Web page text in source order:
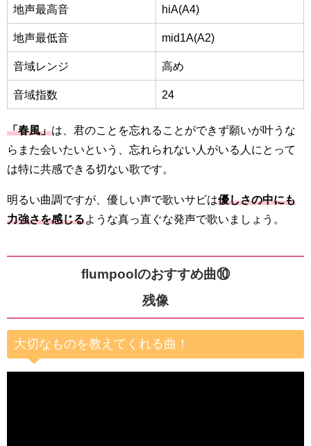
地声最高音 hiA(A4)
地声最低音 mid1A(A2)
音域レンジ 高め
音域指数 24
「春風」は、君のことを忘れることができず願いが叶うな
らまた会いたいという、忘れられない人がいる人にとって
は特に共感できる切ない歌です。
明るい曲調ですが、優しい声で歌いサビは優しさの中にも
力強さを感じる ような真っ直ぐな発声で歌いましょう。
flumpoolのおすすめ曲⑩
残像
大切なものを教えてくれる曲！